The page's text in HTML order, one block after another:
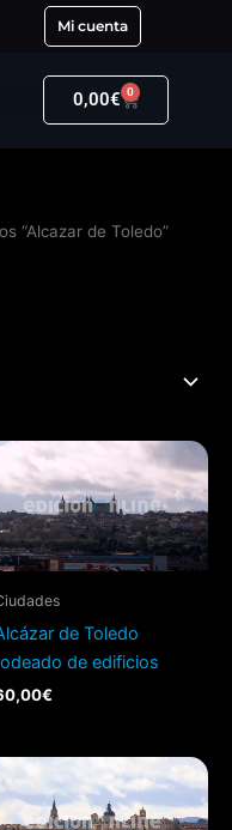
Mi cuenta
0,00€ 0
Carrito
“Alcazar de Toledo”
de Toledo
de edificios
€